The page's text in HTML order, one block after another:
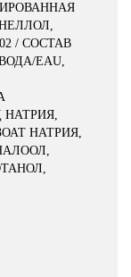
/ СОСТАВ
EAU,
НАТРИЯ,